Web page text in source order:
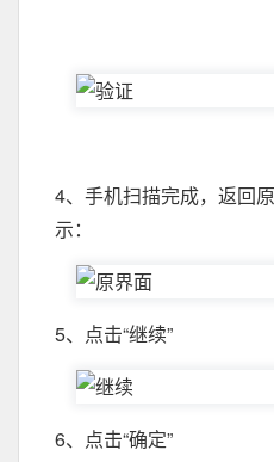
4、手机扫描完成，返回
示：
5、点击“继续”
6、点击“确定”